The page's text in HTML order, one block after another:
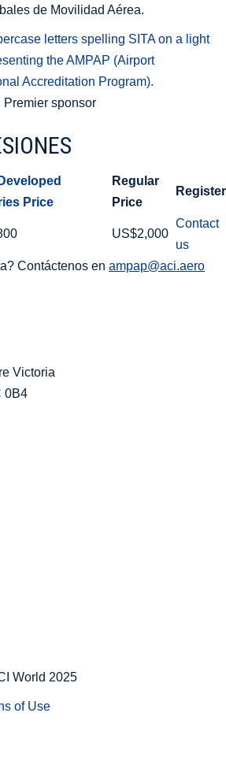
de Movilidad Aérea.
Premier sponsor
Price
Regular
Price
Register
US$2,000
Contact
us
Contáctenos en ampap@aci.aero
Victoria
0B4
World 2025
of Use